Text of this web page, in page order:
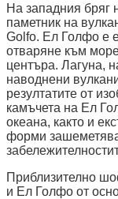
На западния бряг
паметник на
Golfo. Ел Голфо е
отваряне към
центъра. Лагуна,
наводнени
резултатите от
камъчета на Ел
океана, както и
форми
Приблизително
и Ел Голфо от